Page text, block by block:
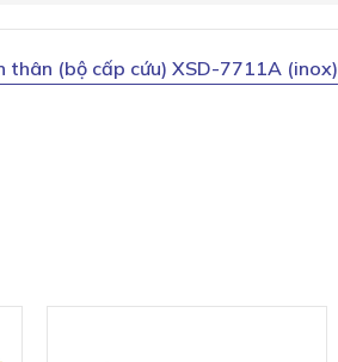
(bộ cấp cứu) XSD-7711A (inox)